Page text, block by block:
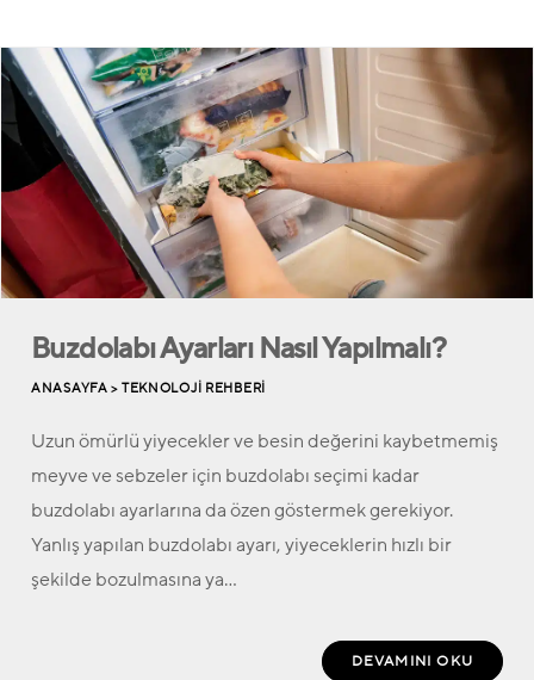
Buzdolabı Ayarları Nasıl Yapılmalı?
ANASAYFA > TEKNOLOJI REHBERI
Uzun ömürlü yiyecekler ve besin değerini kaybetmemiş
meyve ve sebzeler için buzdolabı seçimi kadar
buzdolabı ayarlarına da özen göstermek gerekiyor.
Yanlış yapılan buzdolabı ayarı, yiyeceklerin hızlı bir
şekilde bozulmasına ya…
DEVAMINI OKU